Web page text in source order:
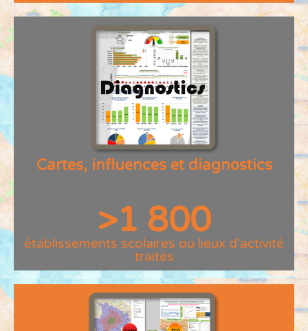
Cartes, influences et diagnostics
>1 800
établissements scolaires ou lieux d'activité
traités